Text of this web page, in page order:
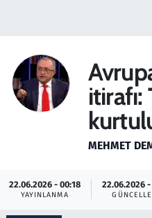
MEHMET
22.06.2026 - 00:18
YAYINLANMA
22.06.2026 -
Haber
Kültür Sanat
Kurumsal Haberler
Memur ve Kamu